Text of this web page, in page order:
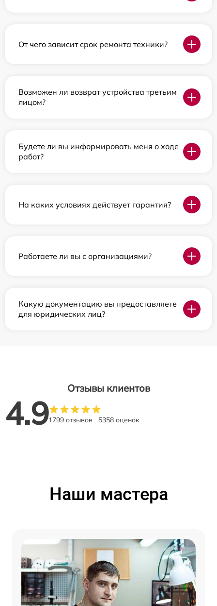
От чего зависит срок ремонта техники?
Возможен ли возврат устройства третьим
лицом?
Будете ли вы информировать меня о ходе
работ?
На каких условиях действует гарантия?
Работаете ли вы с организациями?
Какую документацию вы предоставляете
для юридических лиц?
Отзывы клиентов
4.91799 отзывов 5358 оценок
Наши мастера